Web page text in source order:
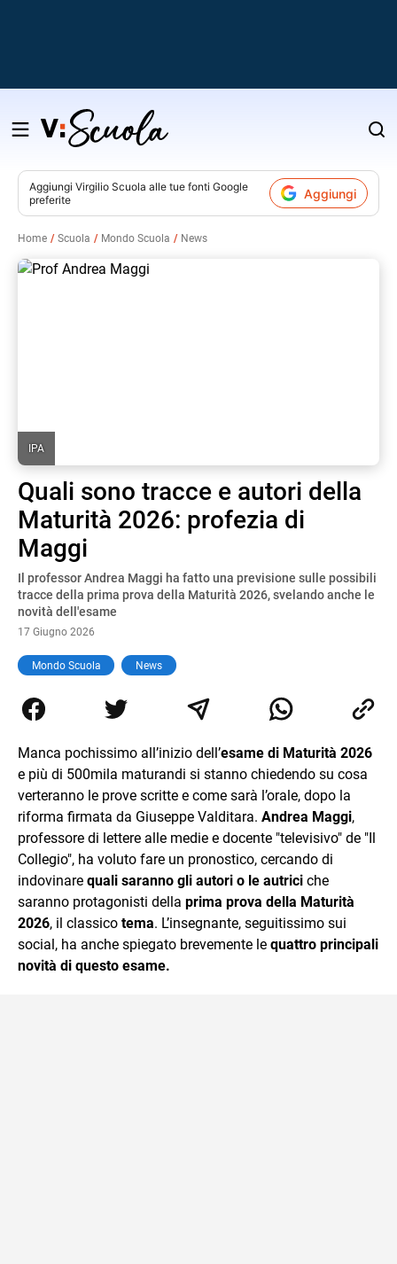
Salta
contenuto
Aggiungi Virgilio Scuola alle tue fonti Google
preferite
Aggiungi
Home Scuola Mondo Scuola News
IPA
Quali sono tracce e autori della
Maturità 2026: profezia di
Maggi
Il professor Andrea Maggi ha fatto una previsione sulle possibili
tracce della prima prova della Maturità 2026, svelando anche le
novità dell'esame
17 Giugno 2026
Mondo Scuola News
Manca pochissimo all’inizio dell’esame di Maturità 2026
e più di 500mila maturandi si stanno chiedendo su cosa
verteranno le prove scritte e come sarà l’orale, dopo la
riforma firmata da Giuseppe Valditara. Andrea Maggi,
professore di lettere alle medie e docente "televisivo" de "Il
Collegio", ha voluto fare un pronostico, cercando di
indovinare quali saranno gli autori o le autrici che
saranno protagonisti della prima prova della Maturità
2026, il classico tema. L’insegnante, seguitissimo sui
social, ha anche spiegato brevemente le quattro principali
novità di questo esame.